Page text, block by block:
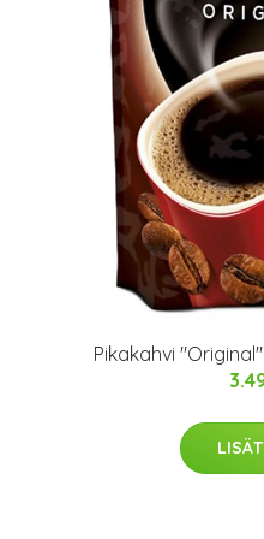
Pikakahvi